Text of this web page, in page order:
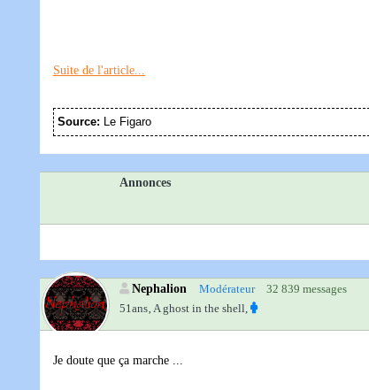
Suite de l'article...
Source: Le Figaro
Annonces
Nephalion Modérateur
32 839 messages
51ans‚ A ghost in the shell,
Je doute que ça marche ...